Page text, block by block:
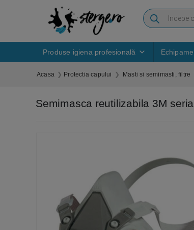
Produse igiena profesională
Acasa Protectia capului Masti si semimasti, filtre
Semimasca reutilizabila 3M